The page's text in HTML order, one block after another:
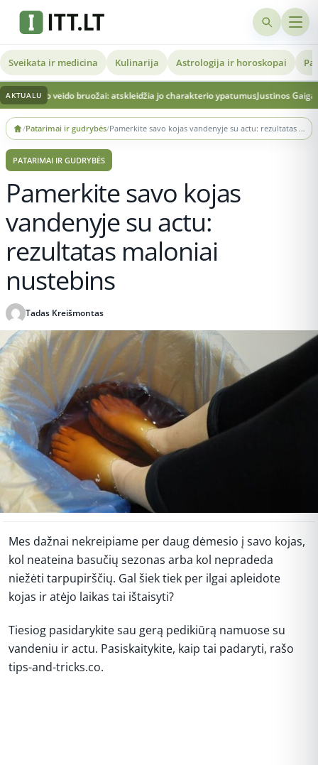
Sveikata ir medicina Kulinarija Astrologija ir horoskopai
AKTUALU
veido bruožai: atskleidžia jo charakterio ypatumusJustinos Gaigalaitės
Skip
to
content
/Patarimai ir gudrybės/ Pamerkite savo kojas vandenyje su actu: rezultatas maloniai nustebins
PATARIMAI IR GUDRYBĖS
Pamerkite savo kojas
vandenyje su actu:
rezultatas maloniai
nustebins
Tadas Kreišmontas
Mes dažnai nekreipiame per daug dėmesio į savo kojas,
kol neateina basučių sezonas arba kol nepradeda
niežėti tarpupirščių. Gal šiek tiek per ilgai apleidote
kojas ir atėjo laikas tai ištaisyti?
Tiesiog pasidarykite sau gerą pedikiūrą namuose su
vandeniu ir actu. Pasiskaitykite, kaip tai padaryti, rašo
tips-and-tricks.co.